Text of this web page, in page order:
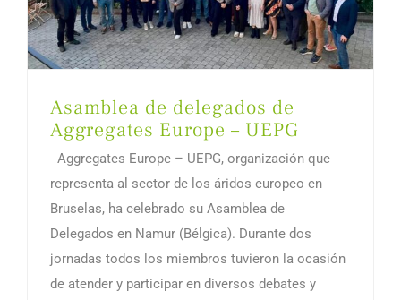
Asamblea de delegados de
Aggregates Europe – UEPG
Aggregates Europe – UEPG, organización que
representa al sector de los áridos europeo en
Bruselas, ha celebrado su Asamblea de
Delegados en Namur (Bélgica). Durante dos
jornadas todos los miembros tuvieron la ocasión
de atender y participar en diversos debates y